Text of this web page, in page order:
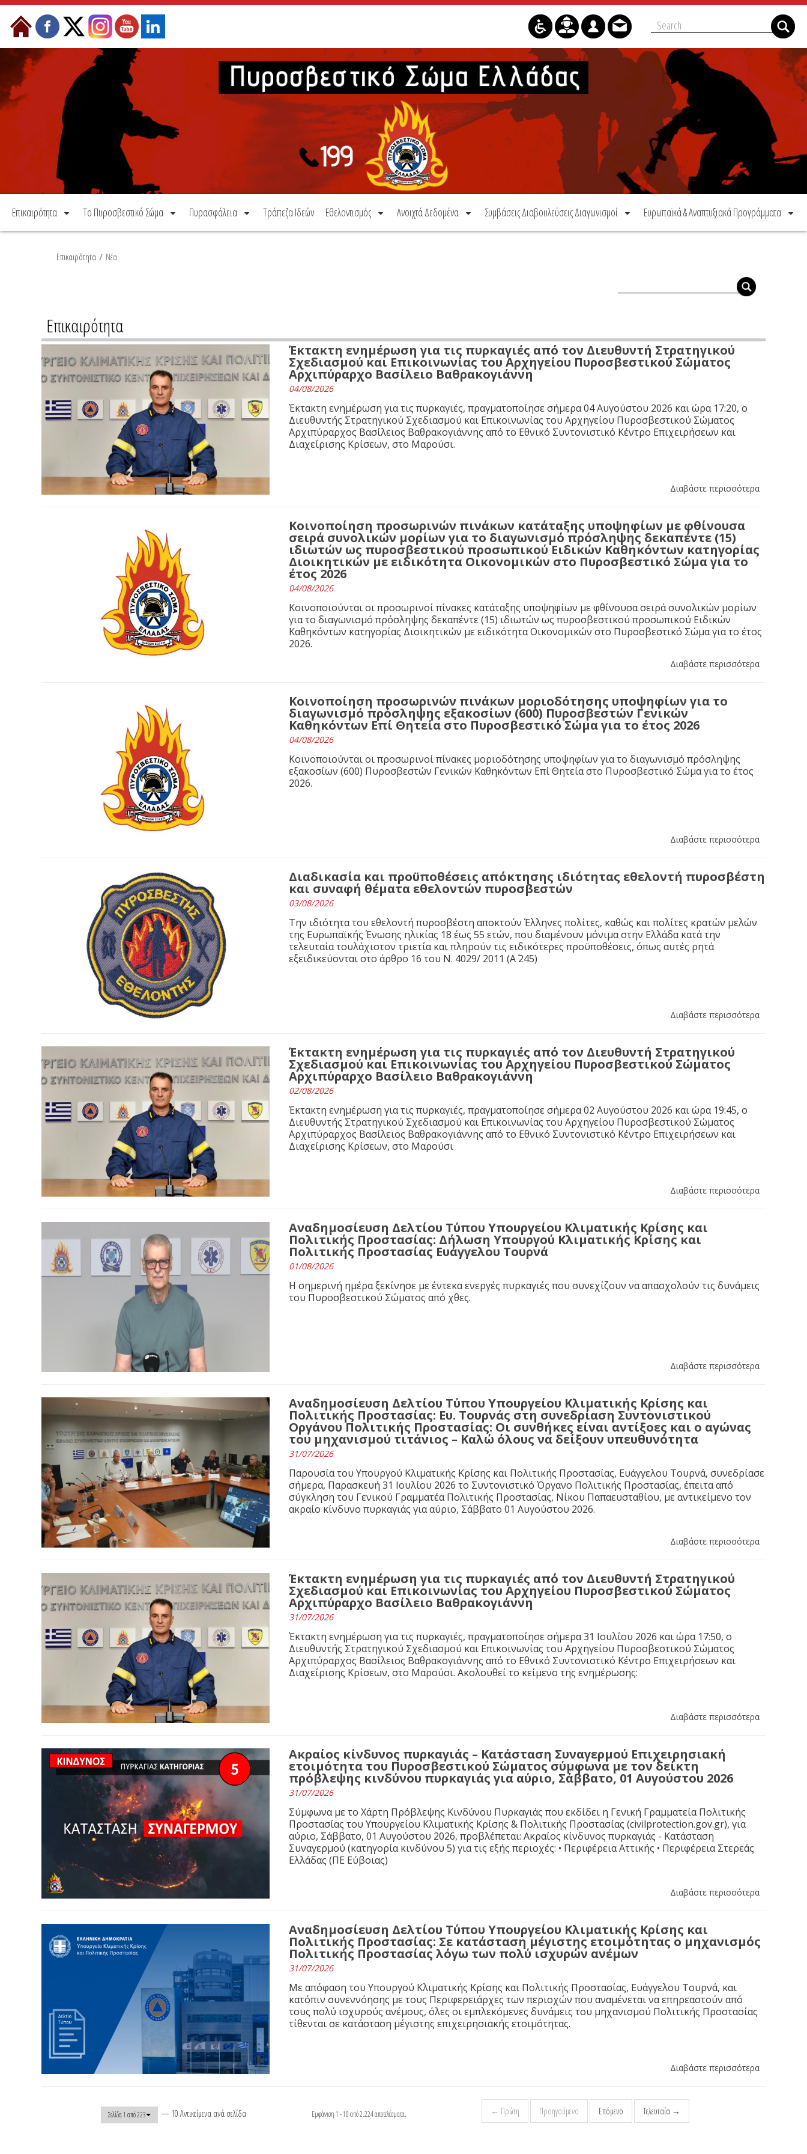
Μετάβαση στο περιεχόμενο
Επικαιρότητα Το Πυροσβεστικό Σώμα Πυρασφάλεια Τράπεζα Ιδεών Εθελοντισμός Ανοιχτά Δεδομένα Συμβάσεις Διαβουλεύσεις Διαγωνισμοί Ευρωπαϊκά & Αναπτυξιακά Προγράμματα
Επικαιρότητα / Νέα
Επικαιρότητα
Έκτακτη ενημέρωση για τις πυρκαγιές από τον Διευθυντή Στρατηγικού
Σχεδιασμού και Επικοινωνίας του Αρχηγείου Πυροσβεστικού Σώματος
Αρχιπύραρχο Βασίλειο Βαθρακογιάννη
04/08/2026
Έκτακτη ενημέρωση για τις πυρκαγιές, πραγματοποίησε σήμερα 04 Αυγούστου 2026 και ώρα 17:20, ο
Διευθυντής Στρατηγικού Σχεδιασμού και Επικοινωνίας του Αρχηγείου Πυροσβεστικού Σώματος
Αρχιπύραρχος Βασίλειος Βαθρακογιάννης από το Εθνικό Συντονιστικό Κέντρο Επιχειρήσεων και
Διαχείρισης Κρίσεων, στο Μαρούσι.
Διαβάστε περισσότερα
Κοινοποίηση προσωρινών πινάκων κατάταξης υποψηφίων με φθίνουσα
σειρά συνολικών μορίων για το διαγωνισμό πρόσληψης δεκαπέντε (15)
ιδιωτών ως πυροσβεστικού προσωπικού Ειδικών Καθηκόντων κατηγορίας
Διοικητικών με ειδικότητα Οικονομικών στο Πυροσβεστικό Σώμα για το
έτος 2026
04/08/2026
Κοινοποιούνται οι προσωρινοί πίνακες κατάταξης υποψηφίων με φθίνουσα σειρά συνολικών μορίων
για το διαγωνισμό πρόσληψης δεκαπέντε (15) ιδιωτών ως πυροσβεστικού προσωπικού Ειδικών
Καθηκόντων κατηγορίας Διοικητικών με ειδικότητα Οικονομικών στο Πυροσβεστικό Σώμα για το έτος
2026.
Διαβάστε περισσότερα
Κοινοποίηση προσωρινών πινάκων μοριοδότησης υποψηφίων για το
διαγωνισμό πρόσληψης εξακοσίων (600) Πυροσβεστών Γενικών
Καθηκόντων Επί Θητεία στο Πυροσβεστικό Σώμα για το έτος 2026
04/08/2026
Κοινοποιούνται οι προσωρινοί πίνακες μοριοδότησης υποψηφίων για το διαγωνισμό πρόσληψης
εξακοσίων (600) Πυροσβεστών Γενικών Καθηκόντων Επί Θητεία στο Πυροσβεστικό Σώμα για το έτος
2026.
Διαβάστε περισσότερα
Διαδικασία και προϋποθέσεις απόκτησης ιδιότητας εθελοντή πυροσβέστη
και συναφή θέματα εθελοντών πυροσβεστών
03/08/2026
Την ιδιότητα του εθελοντή πυροσβέστη αποκτούν Έλληνες πολίτες, καθώς και πολίτες κρατών μελών
της Ευρωπαϊκής Ένωσης ηλικίας 18 έως 55 ετών, που διαμένουν μόνιμα στην Ελλάδα κατά την
τελευταία τουλάχιστον τριετία και πληρούν τις ειδικότερες προϋποθέσεις, όπως αυτές ρητά
εξειδικεύονται στο άρθρο 16 του N. 4029/ 2011 (Α΄ 245)
Διαβάστε περισσότερα
Έκτακτη ενημέρωση για τις πυρκαγιές από τον Διευθυντή Στρατηγικού
Σχεδιασμού και Επικοινωνίας του Αρχηγείου Πυροσβεστικού Σώματος
Αρχιπύραρχο Βασίλειο Βαθρακογιάννη
02/08/2026
Έκτακτη ενημέρωση για τις πυρκαγιές, πραγματοποίησε σήμερα 02 Αυγούστου 2026 και ώρα 19:45, ο
Διευθυντής Στρατηγικού Σχεδιασμού και Επικοινωνίας του Αρχηγείου Πυροσβεστικού Σώματος
Αρχιπύραρχος Βασίλειος Βαθρακογιάννης από το Εθνικό Συντονιστικό Κέντρο Επιχειρήσεων και
Διαχείρισης Κρίσεων, στο Μαρούσι
Διαβάστε περισσότερα
Αναδημοσίευση Δελτίου Τύπου Υπουργείου Κλιματικής Κρίσης και
Πολιτικής Προστασίας: Δήλωση Υπουργού Κλιματικής Κρίσης και
Πολιτικής Προστασίας Ευάγγελου Τουρνά
01/08/2026
Η σημερινή ημέρα ξεκίνησε με έντεκα ενεργές πυρκαγιές που συνεχίζουν να απασχολούν τις δυνάμεις
του Πυροσβεστικού Σώματος από χθες.
Διαβάστε περισσότερα
Αναδημοσίευση Δελτίου Τύπου Υπουργείου Κλιματικής Κρίσης και
Πολιτικής Προστασίας: Ευ. Τουρνάς στη συνεδρίαση Συντονιστικού
Οργάνου Πολιτικής Προστασίας: Οι συνθήκες είναι αντίξοες και ο αγώνας
του μηχανισμού τιτάνιος – Καλώ όλους να δείξουν υπευθυνότητα
31/07/2026
Παρουσία του Υπουργού Κλιματικής Κρίσης και Πολιτικής Προστασίας, Ευάγγελου Τουρνά, συνεδρίασε
σήμερα, Παρασκευή 31 Ιουλίου 2026 το Συντονιστικό Όργανο Πολιτικής Προστασίας, έπειτα από
σύγκληση του Γενικού Γραμματέα Πολιτικής Προστασίας, Νίκου Παπαευσταθίου, με αντικείμενο τον
ακραίο κίνδυνο πυρκαγιάς για αύριο, Σάββατο 01 Αυγούστου 2026.
Διαβάστε περισσότερα
Έκτακτη ενημέρωση για τις πυρκαγιές από τον Διευθυντή Στρατηγικού
Σχεδιασμού και Επικοινωνίας του Αρχηγείου Πυροσβεστικού Σώματος
Αρχιπύραρχο Βασίλειο Βαθρακογιάννη
31/07/2026
Έκτακτη ενημέρωση για τις πυρκαγιές, πραγματοποίησε σήμερα 31 Ιουλίου 2026 και ώρα 17:50, ο
Διευθυντής Στρατηγικού Σχεδιασμού και Επικοινωνίας του Αρχηγείου Πυροσβεστικού Σώματος
Αρχιπύραρχος Βασίλειος Βαθρακογιάννης από το Εθνικό Συντονιστικό Κέντρο Επιχειρήσεων και
Διαχείρισης Κρίσεων, στο Μαρούσι. Ακολουθεί το κείμενο της ενημέρωσης:
Διαβάστε περισσότερα
Ακραίος κίνδυνος πυρκαγιάς – Κατάσταση Συναγερμού Επιχειρησιακή
ετοιμότητα του Πυροσβεστικού Σώματος σύμφωνα με τον δείκτη
πρόβλεψης κινδύνου πυρκαγιάς για αύριο, Σάββατο, 01 Αυγούστου 2026
31/07/2026
Σύμφωνα με το Χάρτη Πρόβλεψης Κινδύνου Πυρκαγιάς που εκδίδει η Γενική Γραμματεία Πολιτικής
Προστασίας του Υπουργείου Κλιματικής Κρίσης & Πολιτικής Προστασίας (civilprotection.gov.gr), για
αύριο, Σάββατο, 01 Αυγούστου 2026, προβλέπεται: Ακραίος κίνδυνος πυρκαγιάς - Κατάσταση
Συναγερμού (κατηγορία κινδύνου 5) για τις εξής περιοχές: • Περιφέρεια Αττικής • Περιφέρεια Στερεάς
Ελλάδας (ΠΕ Εύβοιας)
Διαβάστε περισσότερα
Αναδημοσίευση Δελτίου Τύπου Υπουργείου Κλιματικής Κρίσης και
Πολιτικής Προστασίας: Σε κατάσταση μέγιστης ετοιμότητας ο μηχανισμός
Πολιτικής Προστασίας λόγω των πολύ ισχυρών ανέμων
31/07/2026
Με απόφαση του Υπουργού Κλιματικής Κρίσης και Πολιτικής Προστασίας, Ευάγγελου Τουρνά, και
κατόπιν συνεννόησης με τους Περιφερειάρχες των περιοχών που αναμένεται να επηρεαστούν από
τους πολύ ισχυρούς ανέμους, όλες οι εμπλεκόμενες δυνάμεις του μηχανισμού Πολιτικής Προστασίας
τίθενται σε κατάσταση μέγιστης επιχειρησιακής ετοιμότητας.
Διαβάστε περισσότερα
Σελίδα 1 από 223 — 10 Αντικείμενα ανά σελίδα Εμφάνιση 1 - 10 από 2.224 αποτελέσματα. ← Πρώτη Προηγούμενο Επόμενο Τελευταία →